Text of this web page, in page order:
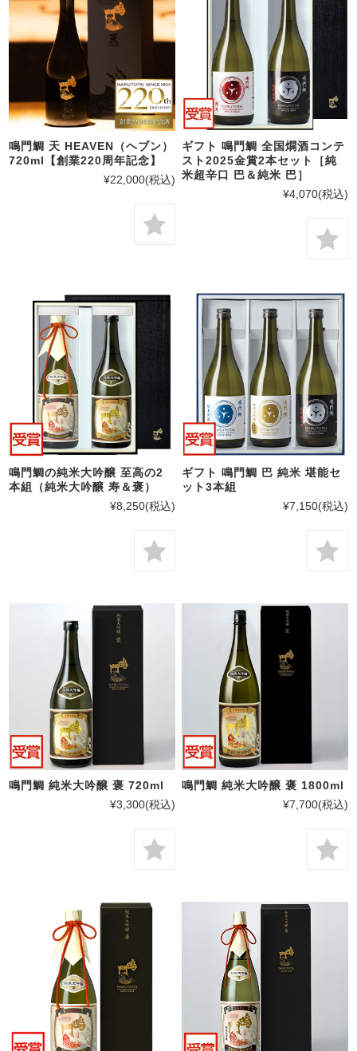
鳴門鯛 天 HEAVEN（ヘブン）
720ml【創業220周年記念】
¥22,000(税込)
ギフト 鳴門鯛 全国燗酒コンテ
スト2025金賞2本セット［純
米超辛口 巴＆純米 巴］
¥4,070(税込)
鳴門鯛の純米大吟醸 至高の2
本組（純米大吟醸 寿＆褒）
¥8,250(税込)
ギフト 鳴門鯛 巴 純米 堪能セ
ット3本組
¥7,150(税込)
鳴門鯛 純米大吟醸 褒 720ml
¥3,300(税込)
鳴門鯛 純米大吟醸 褒 1800ml
¥7,700(税込)